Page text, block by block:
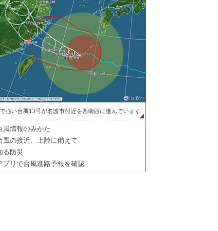
強い台風13号が名護市付近を西南西に進んでいます
風情報のみかた
風の接近、上陸に備えて
る防災
プリで台風進路予報を確認